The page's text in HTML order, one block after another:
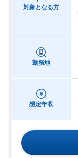
対象となる方
勤務地
想定年収